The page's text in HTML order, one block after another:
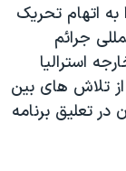
اتهام تحريک
جرائم
استراليا
از تلاش های بين
در تعليق برنامه